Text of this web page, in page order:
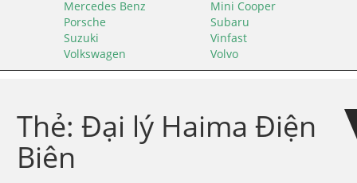
Mercedes Benz
Mini Cooper
Porsche
Subaru
Suzuki
Vinfast
Volkswagen
Volvo
Thẻ: Đại lý Haima Điện
Biên